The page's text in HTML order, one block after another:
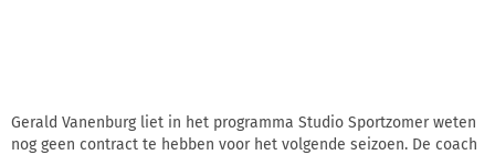
Gerald Vanenburg liet in het programma Studio Sportzomer weten
nog geen contract te hebben voor het volgende seizoen. De coach